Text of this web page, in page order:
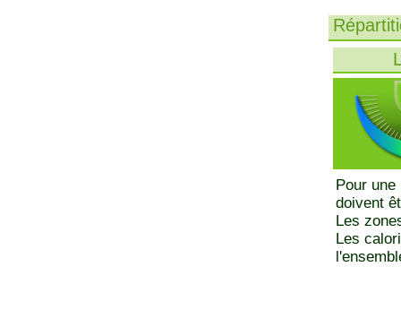
Pour
doivent
Les
Les